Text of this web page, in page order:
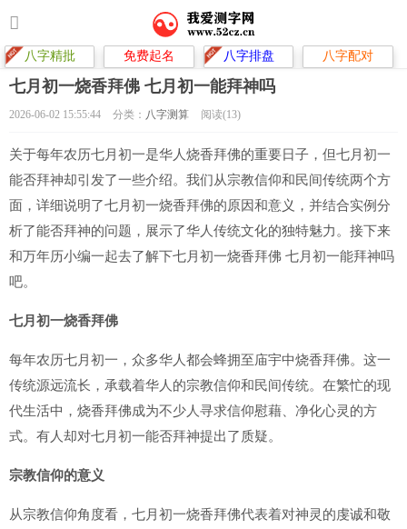
八字精批 免费起名 八字排盘 八字配对
七月初一烧香拜佛 七月初一能拜神吗
2026-06-02 15:55:44 分类： 八字测算 阅读(13)
关于每年农历七月初一是华人烧香拜佛的重要日子，但七月初一
能否拜神却引发了一些介绍。我们从宗教信仰和民间传统两个方
面，详细说明了七月初一烧香拜佛的原因和意义，并结合实例分
析了能否拜神的问题，展示了华人传统文化的独特魅力。接下来
和万年历小编一起去了解下七月初一烧香拜佛 七月初一能拜神吗
吧。
七月初一烧香拜佛
每年农历七月初一，众多华人都会蜂拥至庙宇中烧香拜佛。这一
传统源远流长，承载着华人的宗教信仰和民间传统。在繁忙的现
代生活中，烧香拜佛成为不少人寻求信仰慰藉、净化心灵的方
式。有人却对七月初一能否拜神提出了质疑。
宗教信仰的意义
从宗教信仰角度看，七月初一烧香拜佛代表着对神灵的虔诚和敬